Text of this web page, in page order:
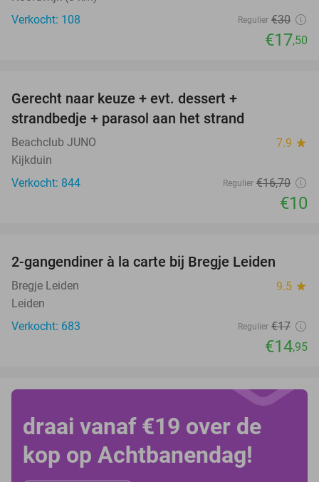
Verkocht: 108
Regulier €30
€17,50
Gerecht naar keuze + evt. dessert +
strandbedje + parasol aan het strand
Beachclub JUNO 7.9 star
Kijkduin
Verkocht: 844
Regulier €16,70
€10
2-gangendiner à la carte bij Bregje Leiden
Bregje Leiden 9.5 star
Leiden
Verkocht: 683
Regulier €17
€14,95
draai vanaf €19 over de
kop op Achtbanendag!